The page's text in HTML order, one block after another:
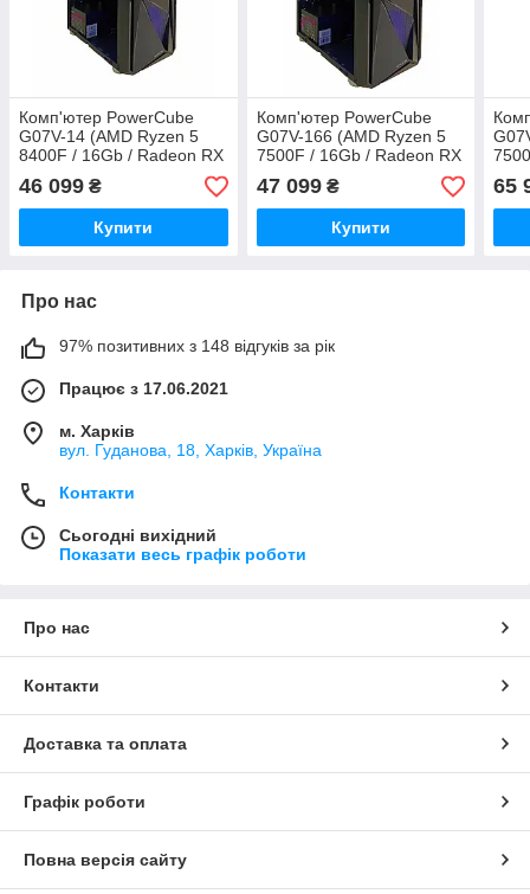
Комп'ютер PowerCube
G07V-14 (AMD Ryzen 5
8400F / 16Gb / Radeon RX
7600 8GB / SSD 512Gb /
500W / USB 3.2)
46 099 ₴
Купити
Комп'ютер PowerCube
G07V-166 (AMD Ryzen 5
7500F / 16Gb / Radeon RX
6700 XT 12GB / SSD
512Gb / 700W / USB 3.2)
47 099₴
Купити
RX
65
Про нас
97% позитивних з 148 відгуків за рік
Працює з 17.06.2021
м. Харків
вул. Гуданова, 18, Харків, Україна
Контакти
Сьогодні вихідний
Показати весь графік роботи
Про нас
Контакти
Доставка та оплата
Графік роботи
Повна версія сайту